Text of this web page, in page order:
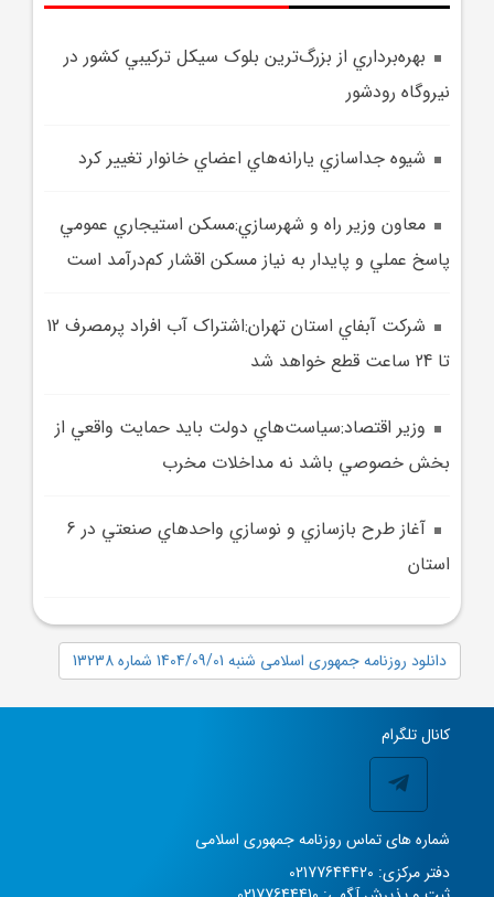
بهره‌برداري از بزرگ‌ترين بلوک سيکل ترکيبي کشور در
نيروگاه رودشور
شيوه جداسازي يارانه‌هاي اعضاي خانوار تغيير کرد
معاون وزير راه و شهرسازي:مسکن استيجاري عمومي
پاسخ عملي و پايدار به نياز مسکن اقشار کم‌درآمد است
شرکت آبفاي استان تهران:اشتراک آب افراد پرمصرف 12
تا 24 ساعت قطع خواهد شد
وزير اقتصاد:سياست‌هاي دولت بايد حمايت واقعي از
بخش خصوصي باشد نه مداخلات مخرب
آغاز طرح بازسازي و نوسازي واحد‌هاي صنعتي در 6
استان
دانلود روزنامه جمهوری اسلامی شنبه 1404/09/01 شماره 13238
کانال تلگرام
شماره های تماس روزنامه جمهوری اسلامی
دفتر مرکزی: 02177644420